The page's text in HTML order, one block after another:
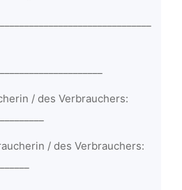
/ des Verbrauchers:
/ des Verbrauchers: